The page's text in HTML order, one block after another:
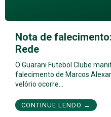
Nota de
Rede
O Guarani Futebol Clube
falecimento de Marcos
velório ocorre…
CONTINUE LENDO →